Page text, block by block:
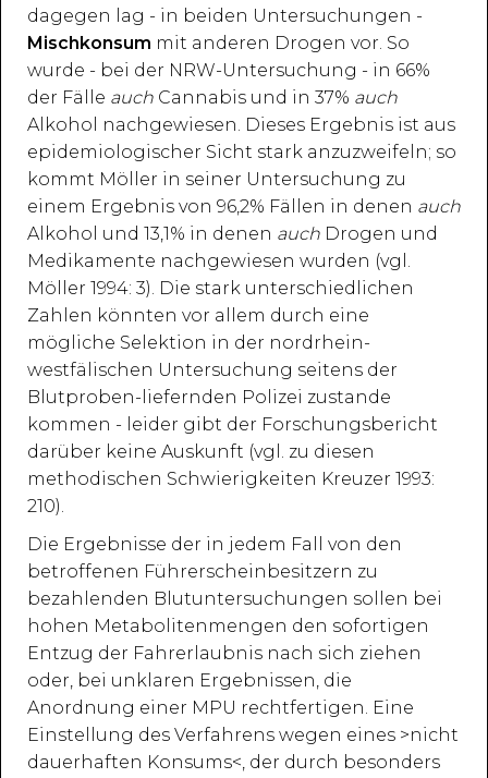
dagegen lag - in beiden Untersuchungen -
Mischkonsum mit anderen Drogen vor. So
wurde - bei der NRW-Untersuchung - in 66%
der Fälle auch Cannabis und in 37% auch
Alkohol nachgewiesen. Dieses Ergebnis ist aus
epidemiologischer Sicht stark anzuzweifeln; so
kommt Möller in seiner Untersuchung zu
einem Ergebnis von 96,2% Fällen in denen auch
Alkohol und 13,1% in denen auch Drogen und
Medikamente nachgewiesen wurden (vgl.
Möller 1994: 3). Die stark unterschiedlichen
Zahlen könnten vor allem durch eine
mögliche Selektion in der nordrhein-
westfälischen Untersuchung seitens der
Blutproben-liefernden Polizei zustande
kommen - leider gibt der Forschungsbericht
darüber keine Auskunft (vgl. zu diesen
methodischen Schwierigkeiten Kreuzer 1993:
210).
Die Ergebnisse der in jedem Fall von den
betroffenen Führerscheinbesitzern zu
bezahlenden Blutuntersuchungen sollen bei
hohen Metabolitenmengen den sofortigen
Entzug der Fahrerlaubnis nach sich ziehen
oder, bei unklaren Ergebnissen, die
Anordnung einer MPU rechtfertigen. Eine
Einstellung des Verfahrens wegen eines >nicht
dauerhaften Konsums<, der durch besonders